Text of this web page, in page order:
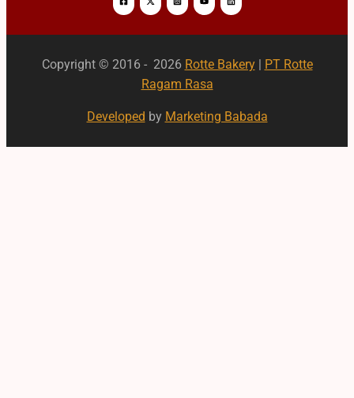
Copyright © 2016 - 2026 Rotte Bakery| PT Rotte
Ragam Rasa
Developed by Marketing Babada